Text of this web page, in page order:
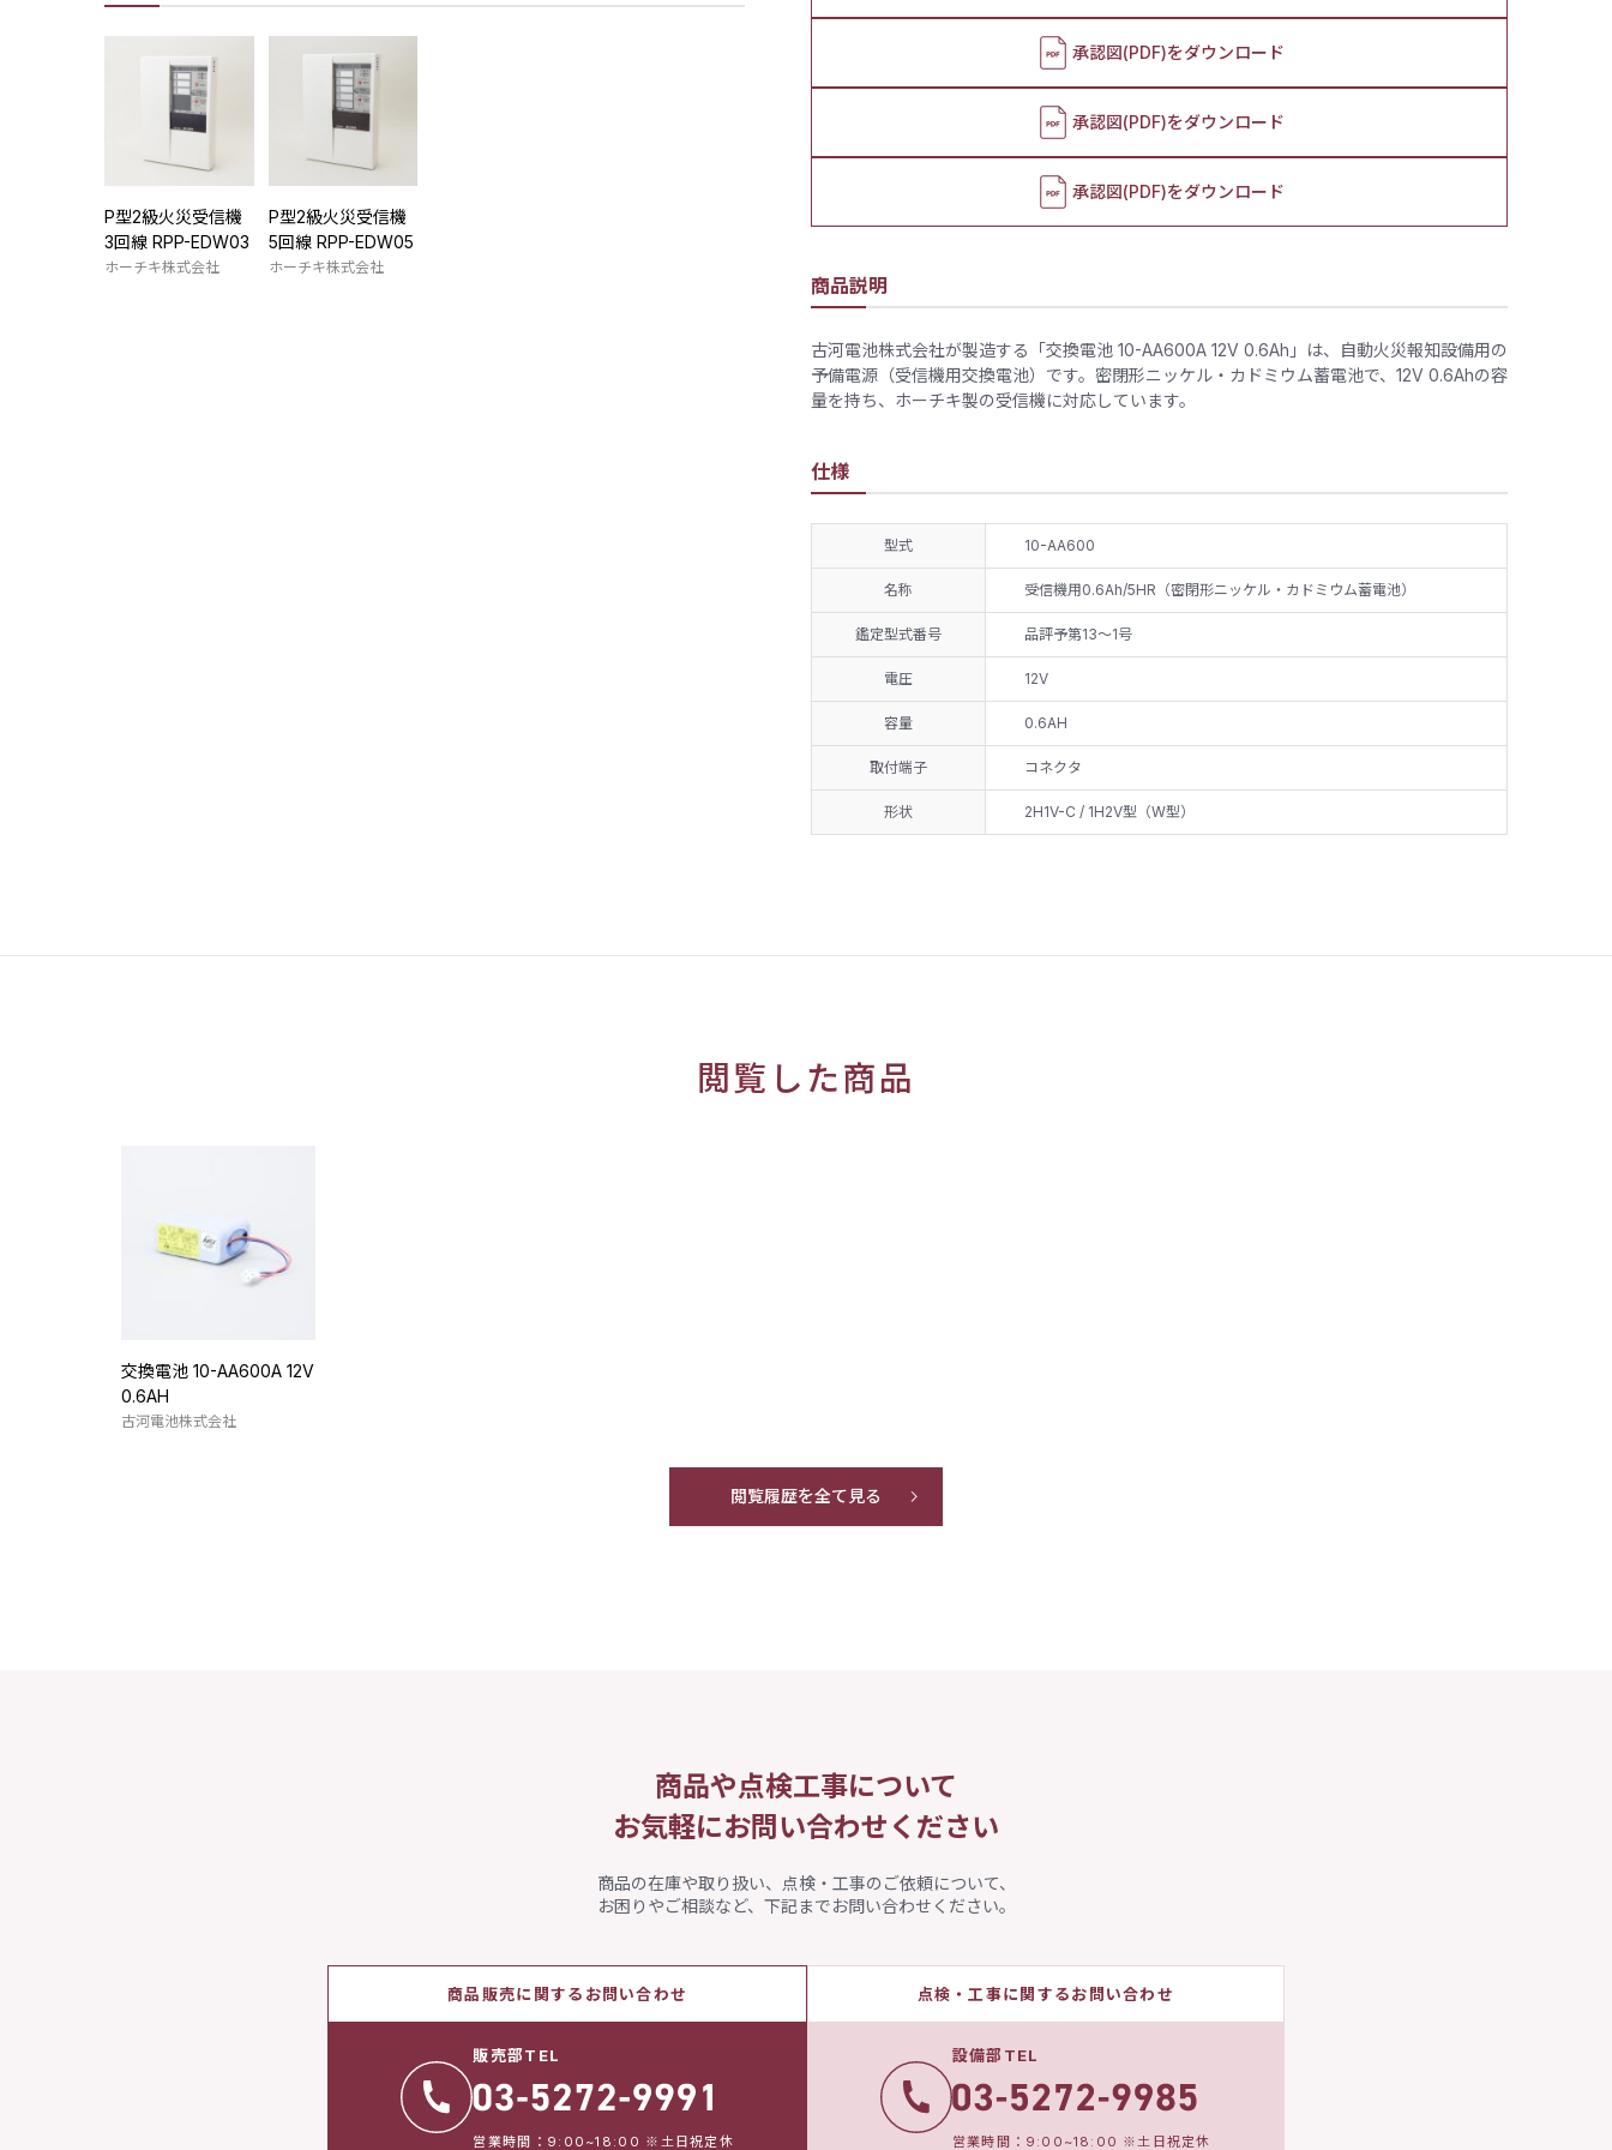
P型2級火災受信機
3回線 RPP-EDW03
ホーチキ株式会社
P型2級火災受信機
5回線 RPP-EDW05
ホーチキ株式会社
承認図(PDF)をダウンロード
承認図(PDF)をダウンロード
承認図(PDF)をダウンロード
商品説明
古河電池株式会社が製造する「交換電池 10-AA600A 12V 0.6Ah」は、自動火災報知設備用の
予備電源（受信機用交換電池）です。密閉形ニッケル・カドミウム蓄電池で、12V 0.6Ahの容
量を持ち、ホーチキ製の受信機に対応しています。
仕様
型式 10-AA600
名称 受信機用0.6Ah/5HR（密閉形ニッケル・カドミウム蓄電池）
鑑定型式番号 品評予第13～1号
電圧 12V
容量 0.6AH
取付端子 コネクタ
形状 2H1V-C / 1H2V型（W型）
閲覧した商品
交換電池 10-AA600A 12V
0.6AH
古河電池株式会社
閲覧履歴を全て見る
商品や点検工事について
お気軽にお問い合わせください
商品の在庫や取り扱い、点検・工事のご依頼について、
お困りやご相談など、下記までお問い合わせください。
商品販売に関するお問い合わせ
販売部TEL
営業時間：9:00~18:00 ※土日祝定休
点検・工事に関するお問い合わせ
設備部TEL
営業時間：9:00~18:00 ※土日祝定休